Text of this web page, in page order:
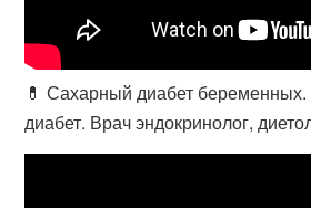
💊 Сахарный диабет
диабет. Врач эндокринолог,